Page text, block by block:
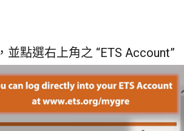
，並點選右上角之 “ETS Account”